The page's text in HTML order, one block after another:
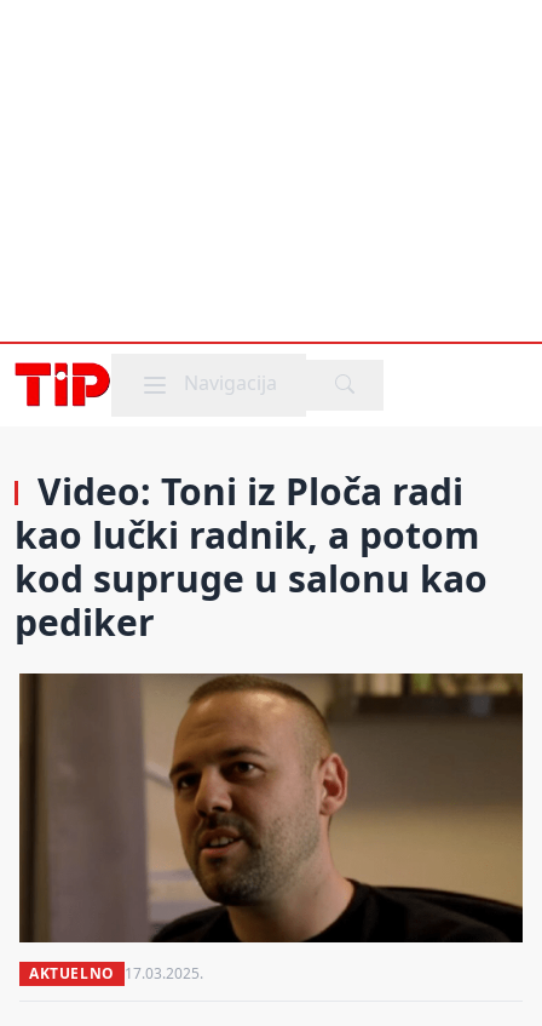
Mobile menu
Navigacija
Video: Toni iz Ploča radi
kao lučki radnik, a potom
kod supruge u salonu kao
pediker
AKTUELNO 17.03.2025.